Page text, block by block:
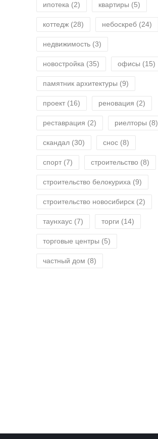
ипотека (2) квартиры (5)
коттедж (28) небоскреб (24)
недвижимость (3)
новостройка (35) офисы (15)
памятник архитектуры (9)
проект (16) реновация (2)
реставрация (2) риелторы (8)
скандал (30) снос (8)
спорт (7) строительство (8)
строительство белокуриха (9)
строительство новосибирск (2)
таунхаус (7) торги (14)
торговые центры (5)
частный дом (8)